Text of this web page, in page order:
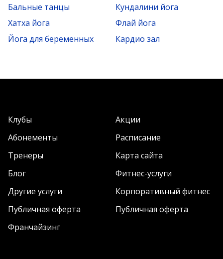
Бальные танцы
Кундалини йога
Хатха йога
Флай йога
Йога для беременных
Кардио зал
Клубы
Акции
Абонементы
Расписание
Тренеры
Карта сайта
Блог
Фитнес-услуги
Другие услуги
Корпоративный фитнес
Публичная оферта
Публичная оферта
Франчайзинг